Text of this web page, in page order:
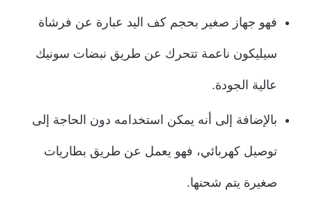
فهو جهاز صغير بحجم كف اليد عبارة عن فرشاة
سيليكون ناعمة تتحرك عن طريق نبضات سونيك
عالية الجودة.
بالإضافة إلى أنه يمكن استخدامه دون الحاجة إلى
توصيل كهربائي، فهو يعمل عن طريق بطاريات
صغيرة يتم شحنها.